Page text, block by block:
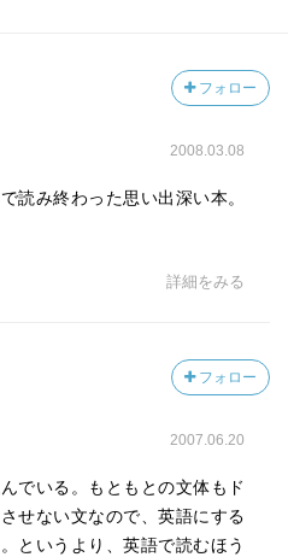
フォロー
2008.03.08
読み終わった思い出深い本。
詳細をみる
フォロー
2007.06.20
でいる。もともとの文体もド
せない文なので、英語にする
というより、英語で読むほう